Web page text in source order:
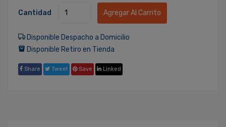
Cantidad Agregar Al Carrito
Disponible Despacho a Domicilio
Disponible Retiro en Tienda
Share Tweet Save Linked